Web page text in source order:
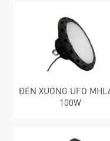
ĐÈN XƯỞNG UFO
100W